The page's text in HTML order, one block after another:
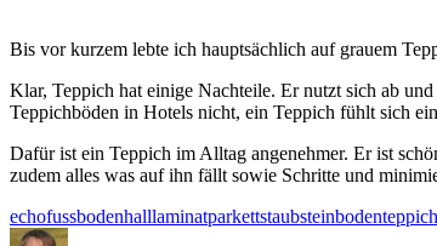
Bis vor kurzem lebte ich hauptsächlich auf grauem
Klar, Teppich hat einige Nachteile. Er nutzt sich ab
Teppichböden in Hotels nicht, ein Teppich fühlt sich
Dafür ist ein Teppich im Alltag angenehmer. Er ist
zudem alles was auf ihn fällt sowie Schritte und
echofussbodenhalllaminatparkettstaubsteinbodenteppich